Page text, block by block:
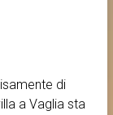
di
a Vaglia sta